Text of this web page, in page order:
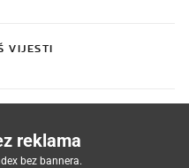
VIJESTI
reklama
bez bannera.